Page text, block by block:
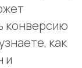
конверсию
как
и